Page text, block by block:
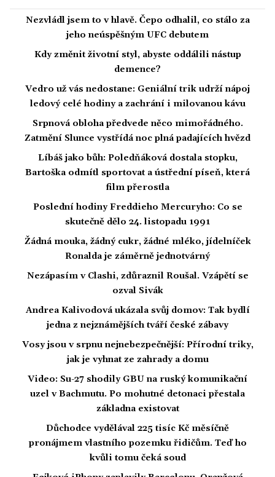
Nezvládl jsem to v hlavě. Čepo odhalil, co stálo za
jeho neúspěšným UFC debutem
Kdy změnit životní styl, abyste oddálili nástup
demence?
Vedro už vás nedostane: Geniální trik udrží nápoj
ledový celé hodiny a zachrání i milovanou kávu
Srpnová obloha předvede něco mimořádného.
Zatmění Slunce vystřídá noc plná padajících hvězd
Líbáš jako bůh: Poledňáková dostala stopku,
Bartoška odmítl sportovat a ústřední píseň, která
film přerostla
Poslední hodiny Freddieho Mercuryho: Co se
skutečně dělo 24. listopadu 1991
Žádná mouka, žádný cukr, žádné mléko, jídelníček
Ronalda je záměrně jednotvárný
Nezápasím v Clashi, zdůraznil Roušal. Vzápětí se
ozval Sivák
Andrea Kalivodová ukázala svůj domov: Tak bydlí
jedna z nejznámějších tváří české zábavy
Vosy jsou v srpnu nejnebezpečnější: Přírodní triky,
jak je vyhnat ze zahrady a domu
Video: Su-27 shodily GBU na ruský komunikační
uzel v Bachmutu. Po mohutné detonaci přestala
základna existovat
Důchodce vydělával 225 tisíc Kč měsíčně
pronájmem vlastního pozemku řidičům. Teď ho
kvůli tomu čeká soud